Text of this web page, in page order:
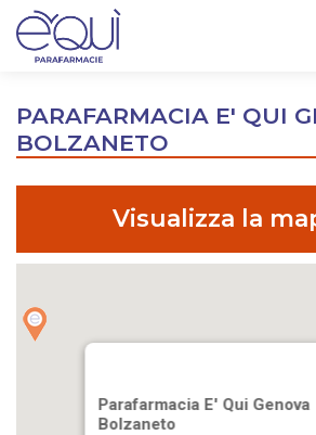
PARAFARMACIA E' QUI
BOLZANETO
Visualizza la
Parafarmacia E' Qui Genova
Bolzaneto